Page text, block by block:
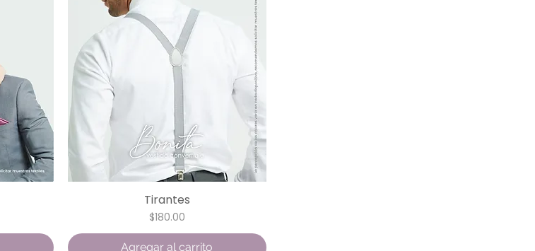
Vista rápida
Tirantes
Precio
$180.00
Agregar al carrito